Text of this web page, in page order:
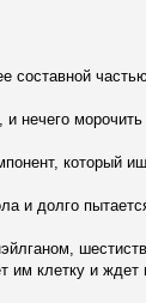
нечего
который
и долго
им клетку и ждет